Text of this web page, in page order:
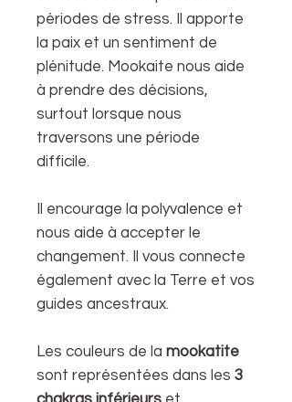
périodes de stress. Il apporte
la paix et un sentiment de
plénitude. Mookaite nous aide
à prendre des décisions,
surtout lorsque nous
traversons une période
difficile.
Il encourage la polyvalence et
nous aide à accepter le
changement. Il vous connecte
également avec la Terre et vos
guides ancestraux.
Les couleurs de la mookatite
sont représentées dans les 3